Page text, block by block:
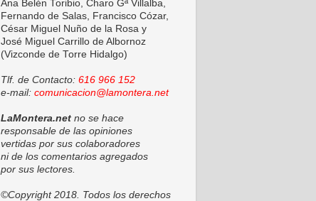
Ana Belén Toribio, Charo Gª Villalba,
Fernando de Salas, Francisco Cózar,
César Miguel Nuño de la Rosa y
José Miguel Carrillo de Albornoz
(Vizconde de Torre Hidalgo)
Tlf. de Contacto: 616 966 152
e-mail: comunicacion@lamontera.net
LaMontera.net no se hace
responsable de las opiniones
vertidas por sus colaboradores
ni de los comentarios agregados
por sus lectores.
©Copyright 2018. Todos los derechos